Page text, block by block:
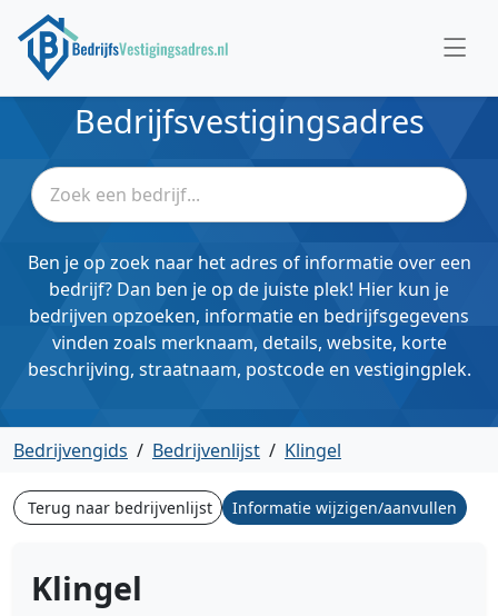
Bedrijfsvestigingsadres
Ben je op zoek naar het adres of informatie over een
bedrijf? Dan ben je op de juiste plek! Hier kun je
bedrijven opzoeken, informatie en bedrijfsgegevens
vinden zoals merknaam, details, website, korte
beschrijving, straatnaam, postcode en vestigingplek.
Bedrijvengids / Bedrijvenlijst / Klingel
Terug naar bedrijvenlijst Informatie wijzigen/aanvullen
Klingel